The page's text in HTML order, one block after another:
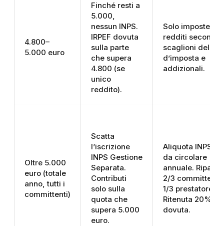
4.800–
5.000 euro
Finché resti a
5.000,
nessun INPS.
IRPEF dovuta
sulla parte
che supera
4.800 (se
unico
reddito).
Solo imposte sui
redditi secondo
scaglioni
d’imposta e
addizionali.
Oltre 5.000
euro (totale
anno, tutti i
committenti)
Scatta
l’iscrizione
INPS Gestione
Separata.
Contributi
solo sulla
quota che
supera 5.000
euro.
Aliquota INPS
da circolare
annuale. Riparto
2/3
1/3 prestatore.
Ritenuta 20% se
dovuta.